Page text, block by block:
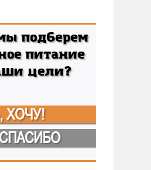
подберем
питание
цели?
ХОЧУ!